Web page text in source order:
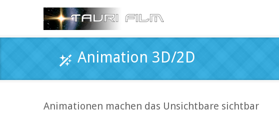
Animation 3D/2D
Animationen machen das Unsichtbare sichtbar